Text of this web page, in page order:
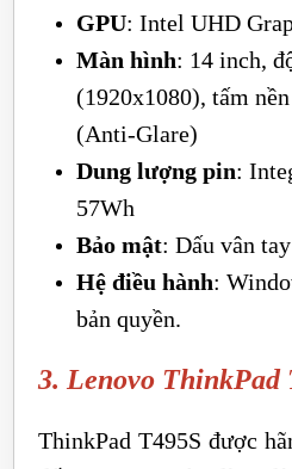
GPU: Intel UHD
Màn hình: 14 inch,
(1920x1080), tấm
(Anti-Glare)
Dung lượng pin:
57Wh
Bảo mật: Dấu vân tay
Hệ điều hành:
bản quyền.
3. Lenovo ThinkPad
ThinkPad T495S được